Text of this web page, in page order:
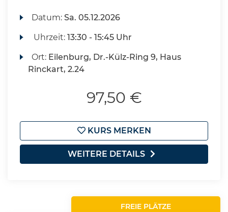
Datum:Sa. 05.12.2026
Uhrzeit:13:30 - 15:45 Uhr
Ort: Eilenburg, Dr.-Külz-Ring 9, Haus
Rinckart, 2.24
97,50 €
KURS MERKEN
WEITERE DETAILS
FREIE PLÄTZE